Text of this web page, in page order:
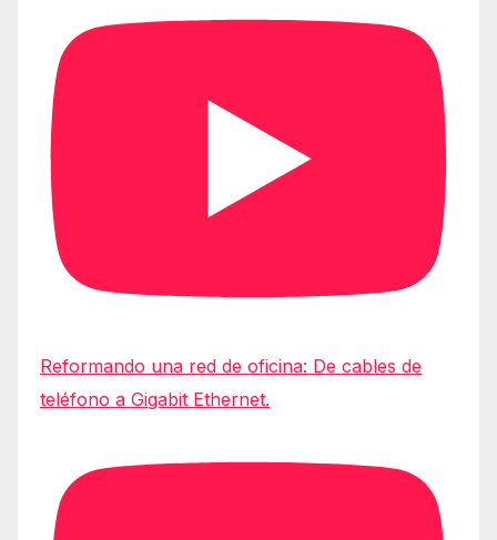
Reformando una red de oficina: De cables de
teléfono a Gigabit Ethernet.